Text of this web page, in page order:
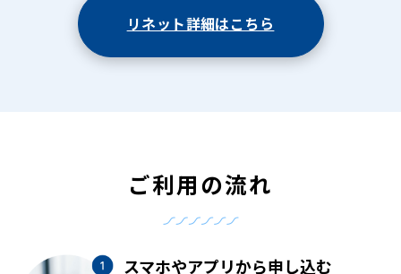
リネット詳細はこちら
ご利用の流れ
スマホやアプリから申し込む